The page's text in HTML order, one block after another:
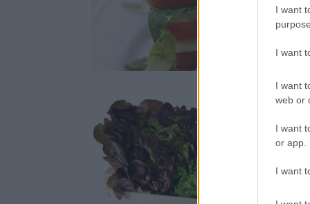
I want
I want
I want
web or
I want
or app.
I want
Recepty